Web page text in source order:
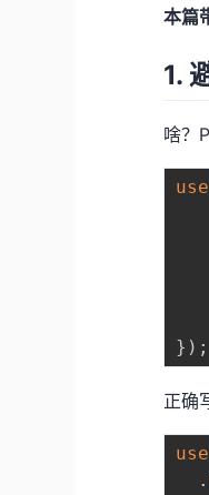
本篇
1.
啥？
} ) ;
正确
.